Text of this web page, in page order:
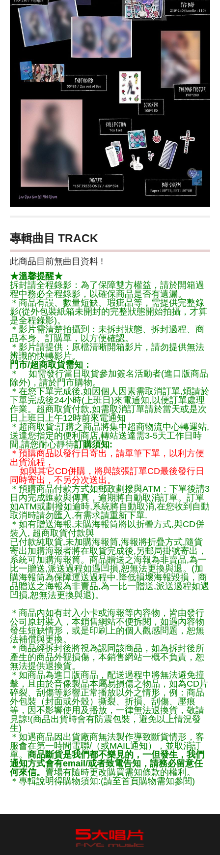
專輯曲目 TRACK
此商品目前無曲目資料 !
★溫馨提醒★
拆封請全程錄影：為了保障雙方權益，請於開箱過
程中務必全程錄影，以確保商品是否有遺漏。
＊商品有誤、數量短缺、瑕疵品等，需提供完整錄
影(從外包裝紙箱未開封的完整狀態開始拍攝，才算
是全程錄影)。
＊影片需清楚拍攝到：未拆封狀態、拆封過程、商
品本身、訂購單，以方便確認。
＊影片請提供：原檔清晰開箱影片，請勿提供無法
辨識的快轉影片。
門市/超商取貨需知：
＊ 如需發行當日取貨參加簽名活動者(進口版商品
除外)，請於門市購物。
＊在您下單完成後,如因個人因素需取消訂單,煩請於
下單完成後24小時(上班日)來電通知,以便訂單處理
作業。超商取貨付款,如需取消訂單請於當天或是次
日上班日上午12時前來電通知
＊超商取貨:訂購之商品將集中超商物流中心轉運站,
送達您指定的便利商店,轉站送達需3-5天工作日時
間,請您耐心靜待訂購須知:
＊預購商品以發行日寄出，請單筆下單，以利方便
出貨流程，
如與其它CD併購，將與該張訂單CD最後發行日
同時寄出，不另分次送出。
＊預購商品付款方式如郵政劃撥與ATM：下單後請3
日內完成匯款與傳真，逾期將自動取消訂單。訂單
如ATM或劃撥如逾時,系統將自動取消,在您收到自動
取消時請勿匯入,有需求請重新下單.
＊如有贈送海報,未購海報筒將以折疊方式,與CD併
裝入, 超商取貨付款與
已付款純取貨,未加購海報筒,海報將折疊方式,隨貨
寄出加購海報者將在取貨完成後,另郵局掛號寄出，
系統可加購海報筒。商品贈送之海報為非賣品,為一
比一贈送,派送過程如遇凹損,恕無法更換與退。(加
購海報筒為保障運送過程中.降低損壞海報毀損，商
品贈送之海報為非賣品,為一比一贈送,派送過程如遇
凹損,恕無法更換與退)。
＊商品內如有封入小卡或海報等內容物，皆由發行
公司原封裝入，本銷售網站不便拆閱，如遇內容物
發生短缺情形，或是印刷上的個人觀感問題，恕無
法補償與更換。
＊商品經拆封後將視為認同該商品，如為拆封後所
產生的商品外觀損傷，本銷售網站一概不負責，恕
無法提供退換貨。
＊如商品為進口版商品，配送過程中將無法避免撞
擊，且由於音像製品本屬易損傷之物品，如為CD片
碎裂、刮傷等影響正常播放以外之情形，例：商品
外包裝（封面或外殼）撕裂、折損、刮傷、壓痕
等，因不影響使用及播放，一律無法退換貨，敬請
見諒!(商品出貨時會有防震包裝，避免以上情況發
生)
＊如遇商品因出貨廠商無法製作導致斷貨情形，客
服會在第一時間電聯/（或MAIL通知），並取消訂
單。 商品斷貨是我們都不樂見的，一但發生，我們
通知方式會有email/或者致電告知，請務必留意任
何來信。 賣場有隨時更改購買需知條款的權利。
＊專輯說明得購物須知:(請至首頁購物需知參閱)